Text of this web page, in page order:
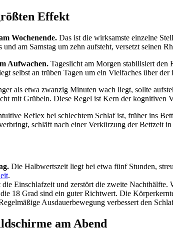
Effekt
Wochenende. Das ist die wirksamste einzelne
und am Samstag um zehn aufsteht, versetzt
Aufwachen. Tageslicht am Morgen stabilisiert den
selbst an trüben Tagen um ein Vielfaches über der
als etwa zwanzig Minuten wach liegt, sollte
mit Grübeln. Diese Regel ist Kern der kognitiven
Reflex bei schlechtem Schlaf ist, früher ins
schläft nach einer Verkürzung der Bettzeit in
Die Halbwertszeit liegt bei etwa fünf Stunden,
.
Einschlafzeit und zerstört die zweite Nachthälfte.
18 Grad sind ein guter Richtwert. Die
Ausdauerbewegung verbessert den
am Abend